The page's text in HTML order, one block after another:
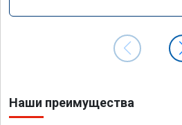
Наши преимущества